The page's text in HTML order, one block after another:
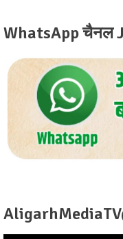
WhatsApp चैनल